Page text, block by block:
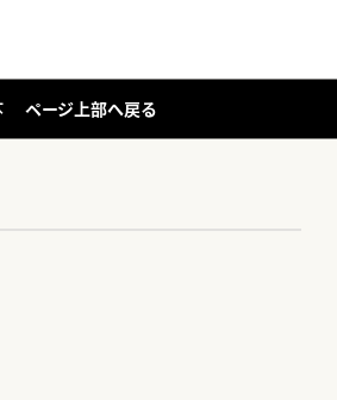
ページ上部へ戻る